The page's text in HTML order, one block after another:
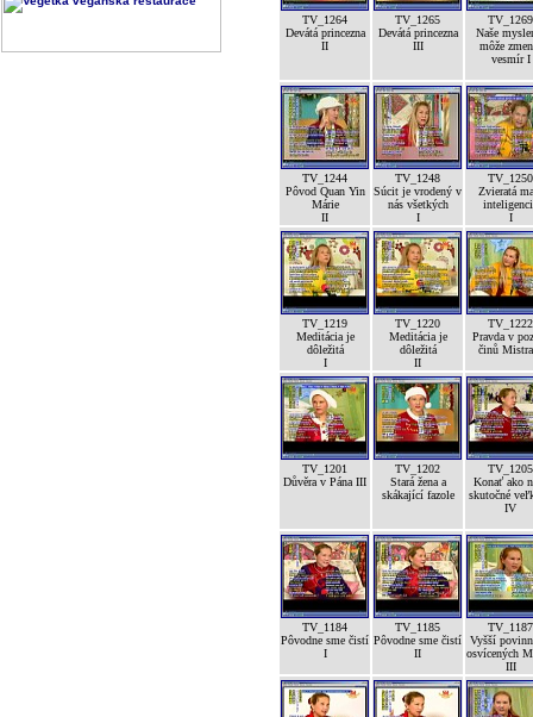
TV_1264
Devátá princezna
II
TV_1265
Devátá princezna
III
TV_1269
Naše
môže
vesmír I
TV_1244
Pôvod Quan Yin
Márie
II
TV_1248
Súcit je vrodený v
nás všetkých
I
TV_1250
Zvieratá
I
TV_1219
Meditácia je
dôležitá
I
TV_1220
Meditácia je
dôležitá
II
TV_1222
Pravda v
činů
TV_1201
Důvěra v Pána III
TV_1202
Stará žena a
skákající fazole
TV_1205
Konať ako
skutočné
IV
TV_1184
Pôvodne sme čistí
I
TV_1185
Pôvodne sme čistí
II
TV_1187
Vyšší
osvícených
III